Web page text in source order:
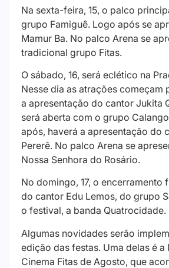
Na sexta-feira, 15, o palco
grupo Famiguê. Logo após se
Mamur Ba. No palco Arena se
tradicional grupo Fitas.
O sábado, 16, será eclético na
Nesse dia as atrações começam
a apresentação do cantor Jukita
será aberta com o grupo
após, haverá a apresentação do
Pererê. No palco Arena se
Nossa Senhora do Rosário.
No domingo, 17, o encerramento
do cantor Edu Lemos, do grupo
o festival, a banda Quatrocidade.
Algumas novidades serão
edição das festas. Uma delas é a
Cinema Fitas de Agosto, que